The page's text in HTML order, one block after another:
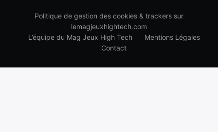
Politique de gestion des cookies & trackers sur
lemagjeuxhightech.com
L’équipe du Mag Jeux High Tech
Mentions Légales
Contact